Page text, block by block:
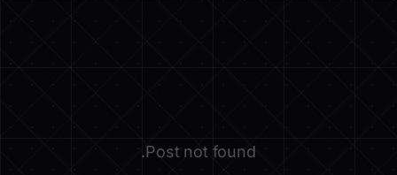
Post not found.